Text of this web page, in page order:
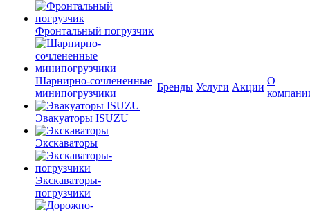
Фронтальный погрузчик
Шарнирно-сочлененные
минипогрузчики
Эвакуаторы ISUZU
Экскаваторы
Экскаваторы-
погрузчики
Бренды Услуги Акции
О